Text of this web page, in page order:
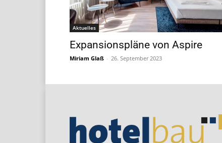
Aktuelles
Expansionspläne von Aspire
Miriam Glaß - 26. September 2023